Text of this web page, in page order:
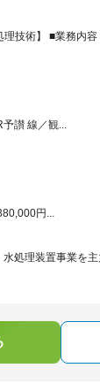
理技術】 ■業務内
讃 線／観...
円...
処理装置事業を主